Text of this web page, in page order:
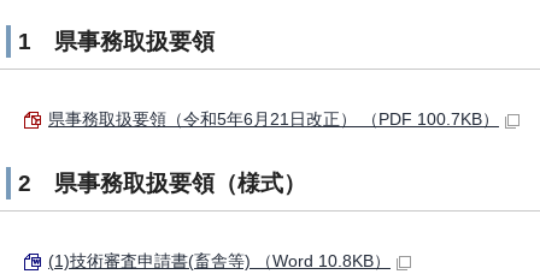
1 県事務取扱要領
県事務取扱要領（令和5年6月21日改正） （PDF 100.7KB）
2 県事務取扱要領（様式）
(1)技術審査申請書(畜舎等) （Word 10.8KB）